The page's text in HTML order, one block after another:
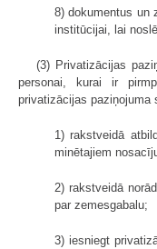
8) dokumentus un
institūcijai, lai
(3) Privatizācijas
personai, kurai ir
privatizācijas paziņojuma
1) rakstveidā
minētajiem
2) rakstveidā
par zemesgabalu;
3) iesniegt